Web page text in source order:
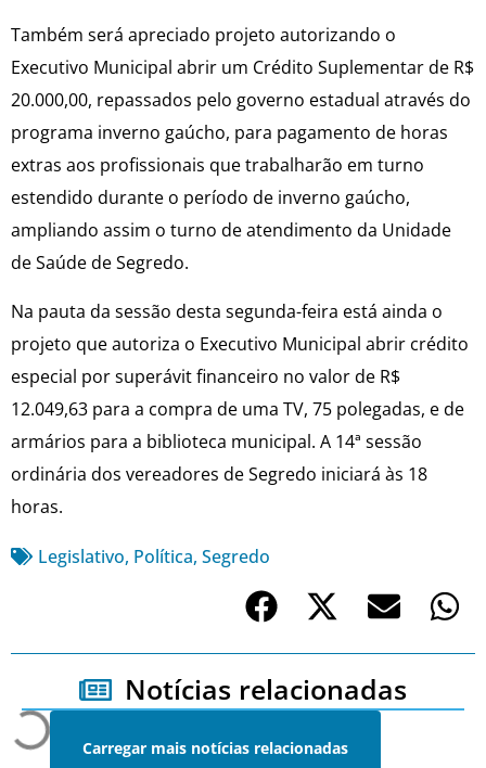
Também será apreciado projeto autorizando o
Executivo Municipal abrir um Crédito Suplementar de R$
20.000,00, repassados pelo governo estadual através do
programa inverno gaúcho, para pagamento de horas
extras aos profissionais que trabalharão em turno
estendido durante o período de inverno gaúcho,
ampliando assim o turno de atendimento da Unidade
de Saúde de Segredo.
Na pauta da sessão desta segunda-feira está ainda o
projeto que autoriza o Executivo Municipal abrir crédito
especial por superávit financeiro no valor de R$
12.049,63 para a compra de uma TV, 75 polegadas, e de
armários para a biblioteca municipal. A 14ª sessão
ordinária dos vereadores de Segredo iniciará às 18
horas.
Legislativo, Política, Segredo
Notícias relacionadas
Carregar mais notícias relacionadas